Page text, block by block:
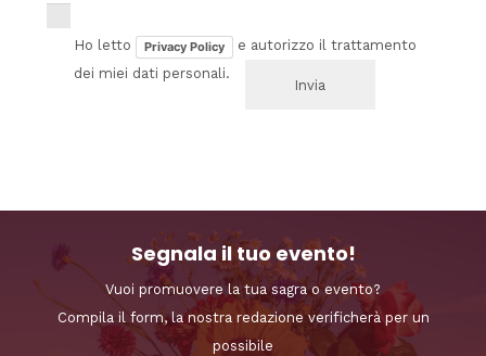
Ho letto Privacy Policy
e autorizzo il trattamento
dei miei dati personali.
Segnala il tuo evento!
Vuoi promuovere la tua sagra o evento?
Compila il form, la nostra redazione verificherà per un
possibile